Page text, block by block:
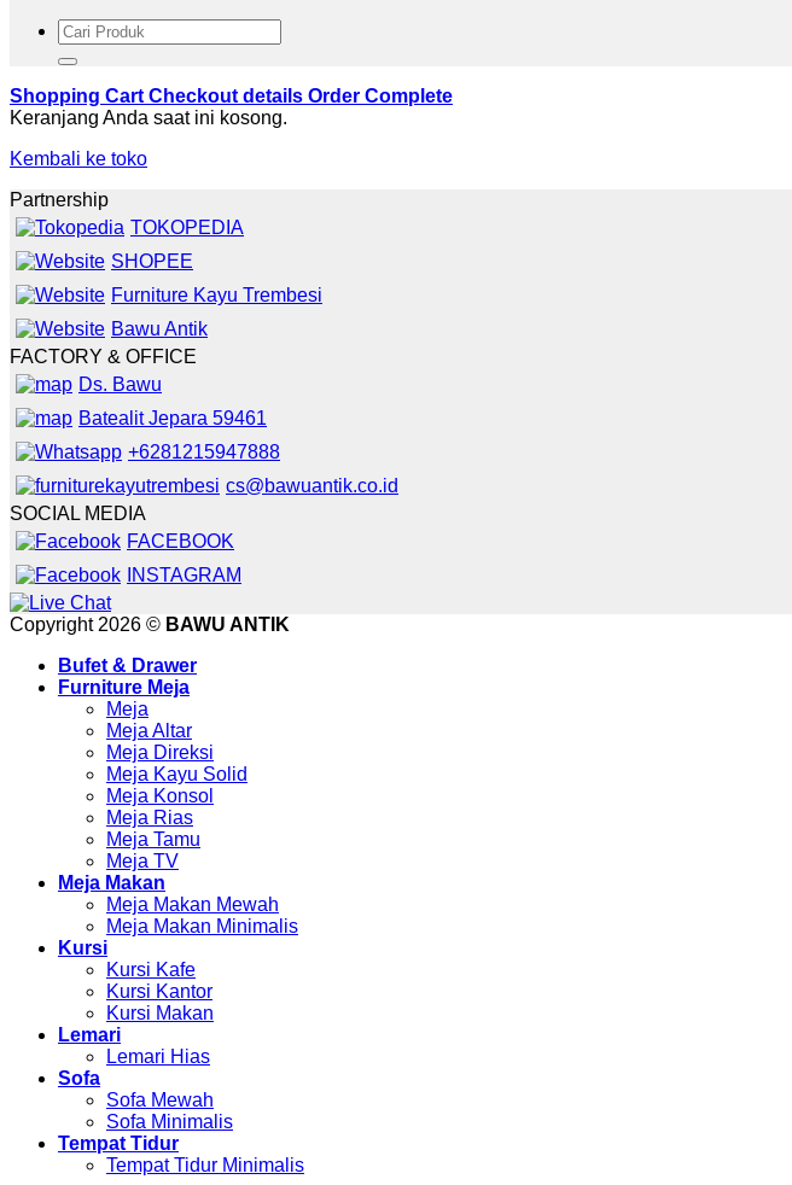
Pencarian
untuk:
Shopping Cart Checkout details Order Complete
Keranjang Anda saat ini kosong.
Kembali ke toko
Partnership
TOKOPEDIA
SHOPEE
Furniture Kayu Trembesi
Bawu Antik
FACTORY & OFFICE
Ds. Bawu
Batealit Jepara 59461
+6281215947888
cs@bawuantik.co.id
SOCIAL MEDIA
FACEBOOK
INSTAGRAM
Copyright 2026 © BAWU ANTIK
Bufet & Drawer
Furniture Meja
Meja
Meja Altar
Meja Direksi
Meja Kayu Solid
Meja Konsol
Meja Rias
Meja Tamu
Meja TV
Meja Makan
Meja Makan Mewah
Meja Makan Minimalis
Kursi
Kursi Kafe
Kursi Kantor
Kursi Makan
Lemari
Lemari Hias
Sofa
Sofa Mewah
Sofa Minimalis
Tempat Tidur
Tempat Tidur Minimalis